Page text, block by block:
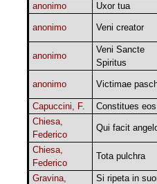
anonimo Uxor tua
anonimo Veni creator
anonimo
Veni Sancte
Spiritus
anonimo Victimae
Capuccini, F.
Constitues eos
Chiesa,
Federico
Qui facit
Chiesa,
Federico
Tota pulchra
Gravina,
Si ripeta in